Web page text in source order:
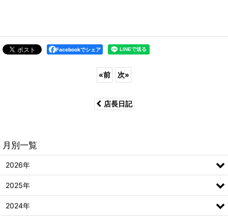
Facebookでシェア
«前 次»
店長日記
月別一覧
2026年
2025年
2024年